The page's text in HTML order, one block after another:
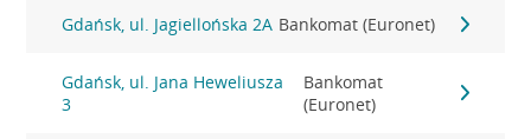
Gdańsk, ul. Jagiellońska 2A Bankomat (Euronet)
Gdańsk, ul. Jana Heweliusza
3
Bankomat
(Euronet)